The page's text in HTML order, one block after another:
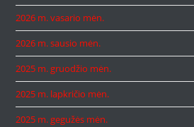
2026 m. vasario mėn.
2026 m. sausio mėn.
2025 m. gruodžio mėn.
2025 m. lapkričio mėn.
2025 m. gegužės mėn.